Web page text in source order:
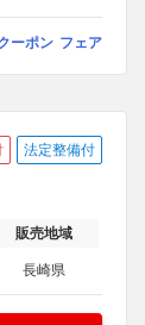
ーポン フェア
法定整備付
販売地域
長崎県